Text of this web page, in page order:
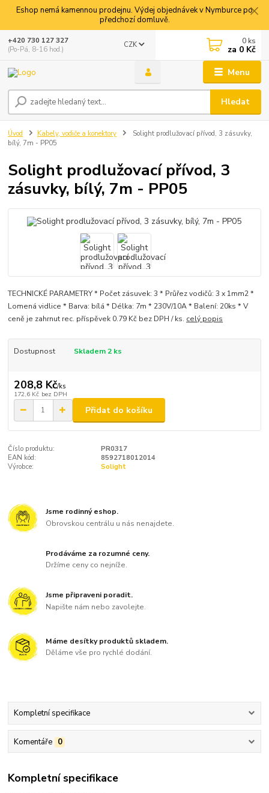
Eshop nemá kamennou prodejnu. Výdej objednávek v Nymburce po
předchozí domluvě.
Menu
CZK
Hledat
+420 730 127 327
(Po-Pá, 8-16 hod.)
0 ks
za 0 Kč
Úvod Kabely, vodiče a konektory
Solight prodlužovací přívod, 3 zásuvky,
bílý, 7m - PP05
Solight prodlužovací přívod, 3
zásuvky, bílý, 7m - PP05
TECHNICKÉ PARAMETRY * Počet zásuvek: 3 * Průřez vodičů: 3 x 1mm2 *
Lomená vidlice * Barva: bílá * Délka: 7m * 230V/10A * Balení: 20ks * V
ceně je zahrnut rec. příspěvek 0.79 Kč bez DPH / ks. celý popis
Dostupnost Skladem 2 ks
208,8 Kč/ks
172,6 Kč bez DPH
Přidat do košíku
Číslo produktu:
PR0317
EAN kód:
8592718012014
Výrobce:
Solight
Jsme rodinný eshop.
Obrovskou centrálu u nás nenajdete.
Prodáváme za rozumné ceny.
Držíme ceny co nejníže.
Jsme připraveni poradit.
Napište nám nebo zavolejte.
Máme desítky produktů skladem.
Děláme vše pro rychlé dodání.
Kompletní specifikace
Komentáře 0
Kompletní specifikace